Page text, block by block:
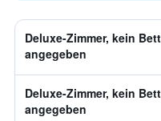
Deluxe-Zimmer, kein Bett
angegeben
Deluxe-Zimmer, kein Bett
angegeben